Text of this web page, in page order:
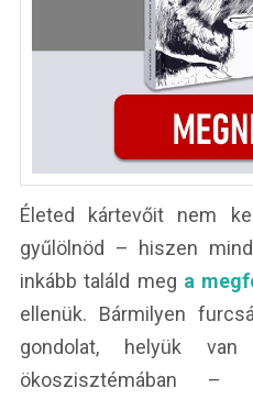
Életed kártevőit nem
gyűlölnöd – hiszen
inkább találd meg a
ellenük. Bármilyen
gondolat, helyük
ökoszisztémában